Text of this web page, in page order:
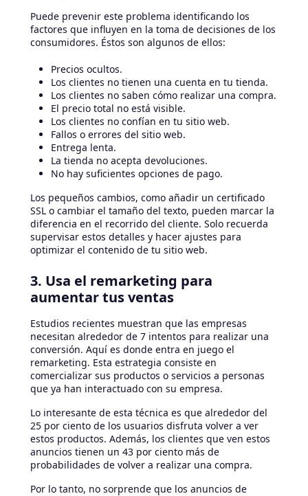
Puede prevenir este problema identificando los
factores que influyen en la toma de decisiones de los
consumidores. Éstos son algunos de ellos:
Precios ocultos.
Los clientes no tienen una cuenta en tu tienda.
Los clientes no saben cómo realizar una compra.
El precio total no está visible.
Los clientes no confían en tu sitio web.
Fallos o errores del sitio web.
Entrega lenta.
La tienda no acepta devoluciones.
No hay suficientes opciones de pago.
Los pequeños cambios, como añadir un certificado
SSL o cambiar el tamaño del texto, pueden marcar la
diferencia en el recorrido del cliente. Solo recuerda
supervisar estos detalles y hacer ajustes para
optimizar el contenido de tu sitio web.
3. Usa el remarketing para
aumentar tus ventas
Estudios recientes muestran que las empresas
necesitan alrededor de 7 intentos para realizar una
conversión. Aquí es donde entra en juego el
remarketing. Esta estrategia consiste en
comercializar sus productos o servicios a personas
que ya han interactuado con su empresa.
Lo interesante de esta técnica es que alrededor del
25 por ciento de los usuarios disfruta volver a ver
estos productos. Además, los clientes que ven estos
anuncios tienen un 43 por ciento más de
probabilidades de volver a realizar una compra.
Por lo tanto, no sorprende que los anuncios de